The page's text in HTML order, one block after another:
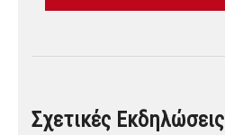
Σχετικές Εκδηλώσεις